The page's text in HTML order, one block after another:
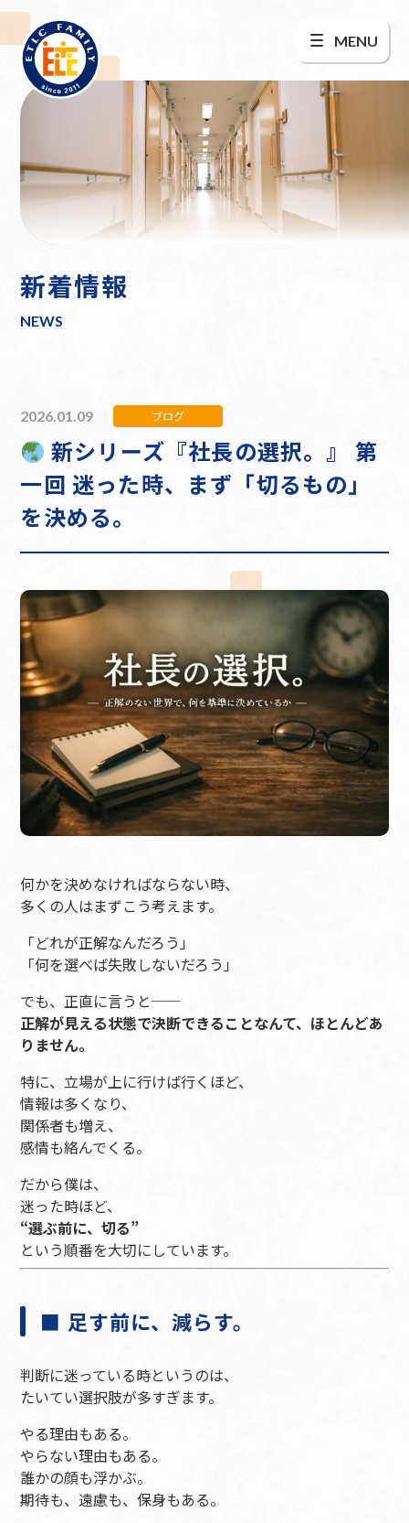
MENU
新着情報
2026.01.09 ブログ
新シリーズ『社長の選択。』 第
一回 迷った時、まず「切るもの」
を決める。
何かを決めなければならない時、
多くの人はまずこう考えます。
「どれが正解なんだろう」
「何を選べば失敗しないだろう」
でも、正直に言うと──
正解が見える状態で決断できることなんて、ほとんどあ
りません。
特に、立場が上に行けば行くほど、
情報は多くなり、
関係者も増え、
感情も絡んでくる。
だから僕は、
迷った時ほど、
“選ぶ前に、切る”
という順番を大切にしています。
■ 足す前に、減らす。
判断に迷っている時というのは、
たいてい選択肢が多すぎます。
やる理由もある。
やらない理由もある。
誰かの顔も浮かぶ。
期待も、遠慮も、保身もある。